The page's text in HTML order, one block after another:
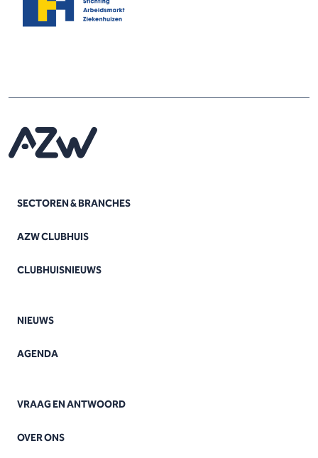
SECTOREN & BRANCHES
AZW CLUBHUIS
CLUBHUISNIEUWS
NIEUWS
AGENDA
VRAAG EN ANTWOORD
OVER ONS